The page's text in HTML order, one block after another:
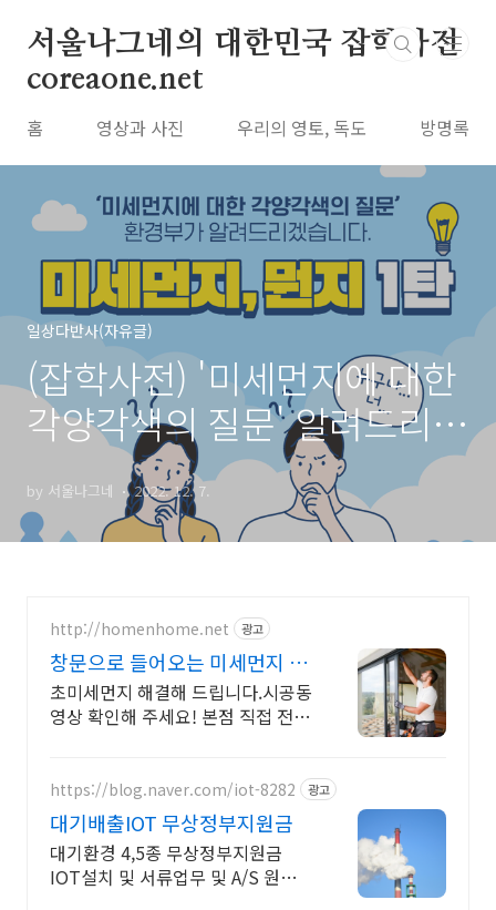
서울나그네의 대한민국 잡학사전
coreaone.net
홈 영상과 사진 우리의 영토, 독도 방명록
일상다반사(자유글)
(잡학사전) '미세먼지에 대한
각양각색의 질문' 알려드리겠
습니다.
by 서울나그네 2022. 12. 7.
http://homenhome.net 광고
창문으로 들어오는 미세먼지 외
풍 차단 시공 전문 홈앤홈
초미세먼지 해결해 드립니다.시공동
영상 확인해 주세요! 본점 직접 전국
https://blog.naver.com/iot-8282 광고
대기배출IOT 무상정부지원금
대기환경 4,5종 무상정부지원금
IOT설치 및 서류업무 및 A/S 원스톱